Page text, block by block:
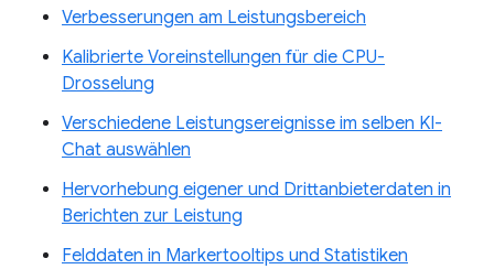
Verbesserungen am Leistungsbereich
Kalibrierte Voreinstellungen für die CPU-
Drosselung
Verschiedene Leistungsereignisse im selben KI-
Chat auswählen
Hervorhebung eigener und Drittanbieterdaten in
Berichten zur Leistung
Felddaten in Markertooltips und Statistiken